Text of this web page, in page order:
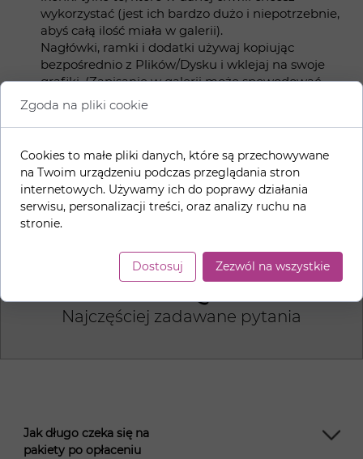
wykorzystać (jest ich bardzo dużo i niepotrzebnie,
abyś całą ilość miała w galerii).
Nagłówki, ramki i dodatki używaj kopiując
bezpośrednio z Plików/Dysku i wklejaj na swoje
grafiki. (Zapisanie w galerii może spowodować
zapisanie się z białym tłem.)
Jeśli chcesz Tworzyć grafiki np.
wstawiać nagłówki na grafiki: z dolnego panelu
wybierzPRZESYŁANIE > PRZEŚLIJ PLIKI >
WYBIERZ PLIKI . Przeniesie Cię do dysku w którym
są zapisane nagłówki.
FAQ
Najczęściej zadawane pytania
Jak długo czeka się na
pakiety po opłaceniu
Zgoda na pliki cookie
Cookies to małe pliki danych, które są przechowywane
na Twoim urządzeniu podczas przeglądania stron
internetowych. Używamy ich do poprawy działania
serwisu, personalizacji treści, oraz analizy ruchu na
stronie.
Dostosuj Zezwól na wszystkie